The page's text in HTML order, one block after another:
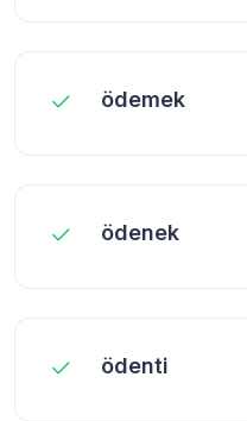
ödemek
ödenek
ödenti